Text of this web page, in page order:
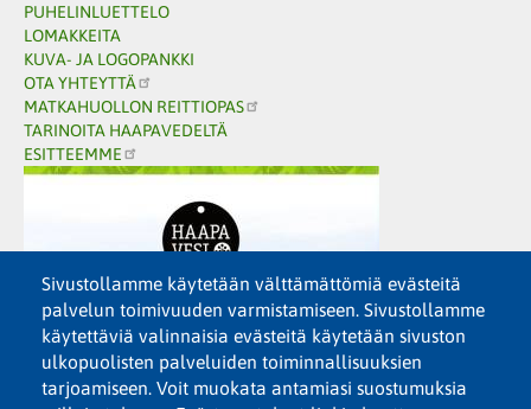
Sivustollamme käytetään välttämättömiä evästeitä
palvelun toimivuuden varmistamiseen. Sivustollamme
käytettäviä valinnaisia evästeitä käytetään sivuston
ulkopuolisten palveluiden toiminnallisuuksien
tarjoamiseen. Voit muokata antamiasi suostumuksia
PUHELINLUETTELO
LOMAKKEITA
KUVA- JA LOGOPANKKI
OTA YHTEYTTÄ
MATKAHUOLLON REITTIOPAS
TARINOITA HAAPAVEDELTÄ
ESITTEEMME